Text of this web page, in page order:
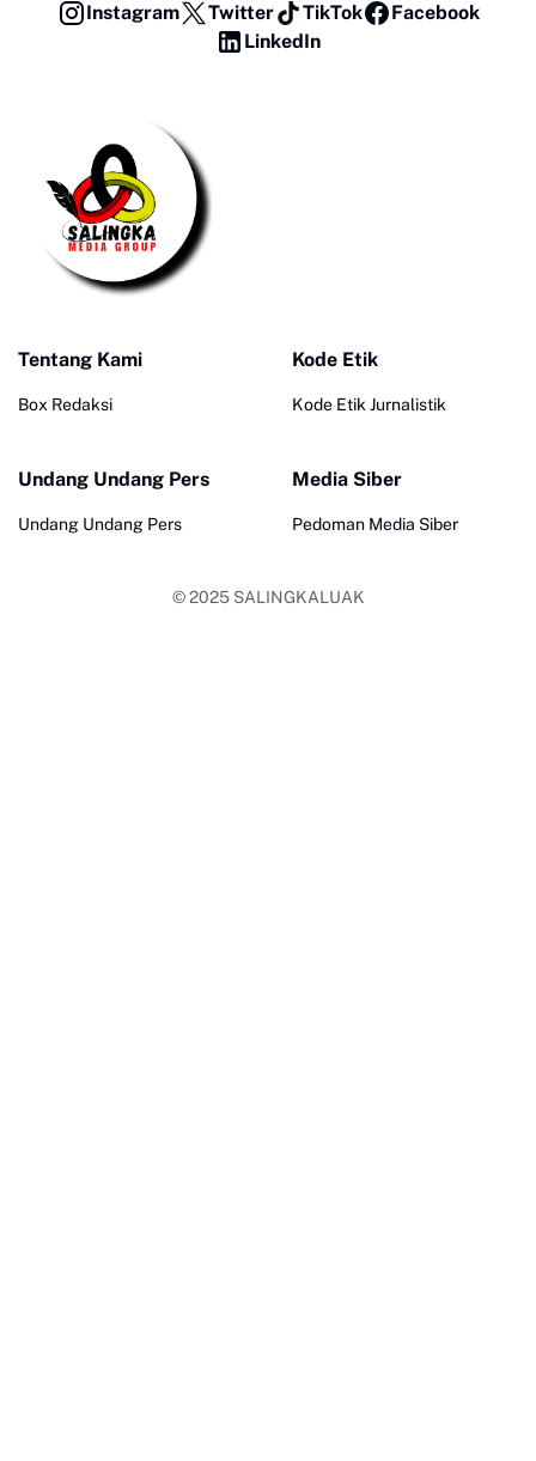
Instagram Twitter TikTok
Facebook
LinkedIn
Tentang Kami
Box Redaksi
Kode Etik
Kode Etik Jurnalistik
Undang Undang Pers
Undang Undang Pers
Media Siber
Pedoman Media Siber
© 2025 SALINGKALUAK